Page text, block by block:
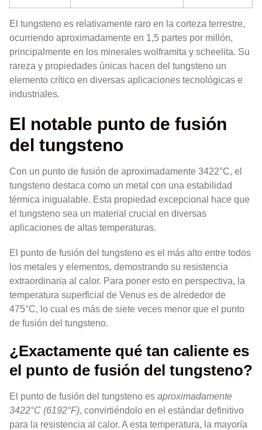
El tungsteno es relativamente raro en la corteza terrestre,
ocurriendo aproximadamente en 1,5 partes por millón,
principalmente en los minerales wolframita y scheelita. Su
rareza y propiedades únicas hacen del tungsteno un
elemento crítico en diversas aplicaciones tecnológicas e
industriales.
El notable punto de fusión
del tungsteno
Con un punto de fusión de aproximadamente 3422°C, el
tungsteno destaca como un metal con una estabilidad
térmica inigualable. Esta propiedad excepcional hace que
el tungsteno sea un material crucial en diversas
aplicaciones de altas temperaturas.
El punto de fusión del tungsteno es el más alto entre todos
los metales y elementos, demostrando su resistencia
extraordinaria al calor. Para poner esto en perspectiva, la
temperatura superficial de Venus es de alrededor de
475°C, lo cual es más de siete veces menor que el punto
de fusión del tungsteno.
¿Exactamente qué tan caliente es
el punto de fusión del tungsteno?
El punto de fusión del tungsteno es aproximadamente
3422°C (6192°F), convirtiéndolo en el estándar definitivo
para la resistencia al calor. A esta temperatura, la mayoría